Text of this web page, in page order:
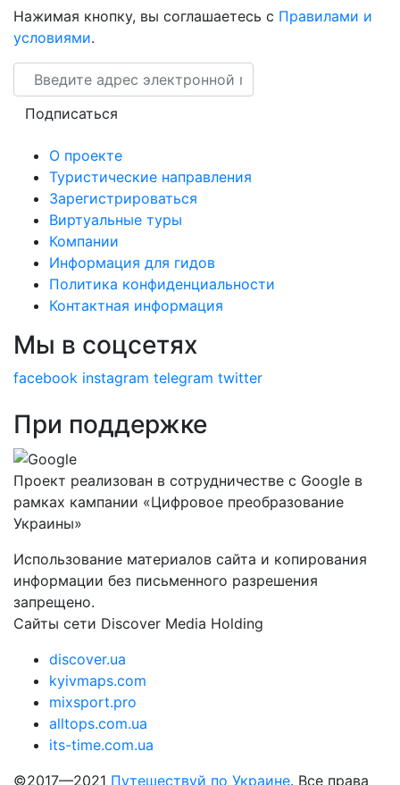
Нажимая кнопку, вы соглашаетесь с Правилами и
условиями.
Email
Подписаться
О проекте
Туристические направления
Зарегистрироваться
Виртуальные туры
Компании
Информация для гидов
Политика конфиденциальности
Контактная информация
Мы в соцсетях
facebook instagram telegram twitter
При поддержке
Проект реализован в сотрудничестве с Google в
рамках кампании «Цифровое преобразование
Украины»
Использование материалов сайта и копирования
информации без письменного разрешения
запрещено.
Сайты сети Discover Media Holding
discover.ua
kyivmaps.com
mixsport.pro
alltops.com.ua
its-time.com.ua
©2017—2021 Путешествуй по Украине. Все права